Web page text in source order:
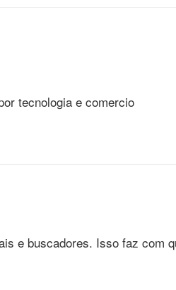
tecnologia e comercio
e buscadores. Isso faz com